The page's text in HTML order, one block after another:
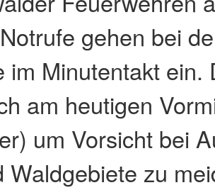
gehen bei
im Minutentakt ein.
am heutigen
um Vorsicht bei
Waldgebiete zu